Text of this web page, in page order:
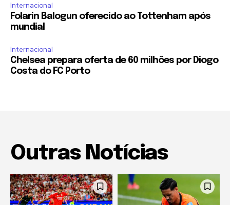
Internacional
Folarin Balogun oferecido ao Tottenham após
mundial
Internacional
Chelsea prepara oferta de 60 milhões por Diogo
Costa do FC Porto
Outras Notícias